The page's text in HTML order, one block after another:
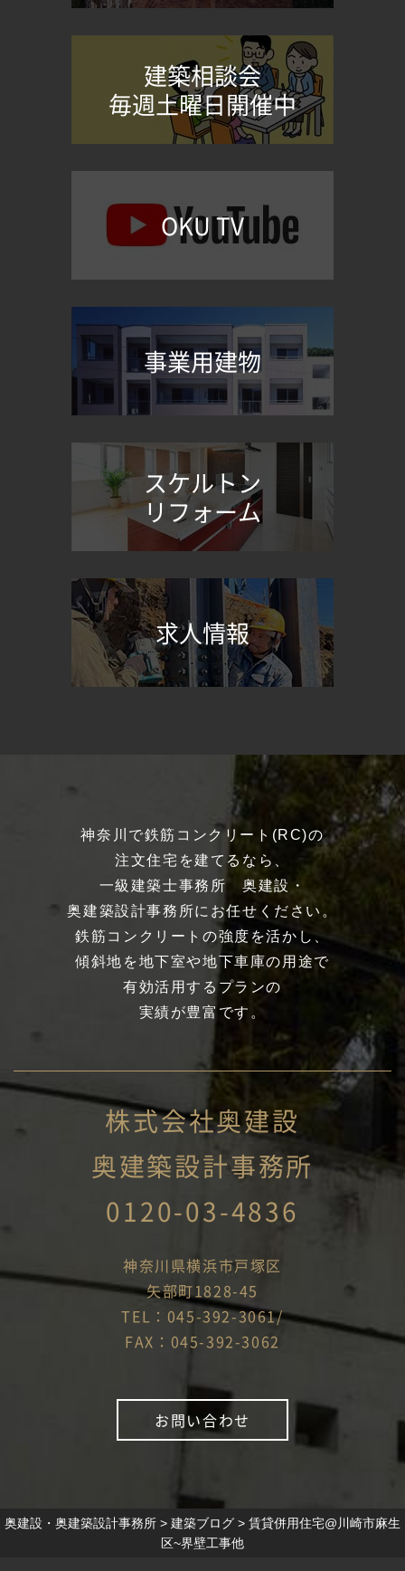
建築相談会
毎週土曜日開催中
OKU TV
事業用建物
スケルトン
リフォーム
求人情報
神奈川で鉄筋コンクリート(RC)の
注文住宅を建てるなら、
一級建築士事務所 奥建設・
奥建築設計事務所にお任せください。
鉄筋コンクリートの強度を活かし、
傾斜地を地下室や地下車庫の用途で
有効活用するプランの
実績が豊富です。
株式会社奥建設
奥建築設計事務所
0120-03-4836
神奈川県横浜市戸塚区
矢部町1828-45
TEL：045-392-3061/
FAX：045-392-3062
お問い合わせ
奥建設・奥建築設計事務所 > 建築ブログ > 賃貸併用住宅@川崎市麻生
区~界壁工事他